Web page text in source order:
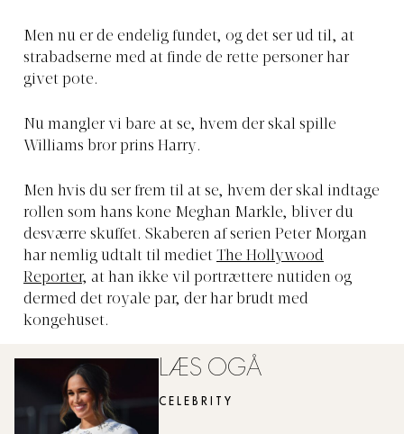
Men nu er de endelig fundet, og det ser ud til, at
strabadserne med at finde de rette personer har
givet pote.
Nu mangler vi bare at se, hvem der skal spille
Williams bror prins Harry.
Men hvis du ser frem til at se, hvem der skal indtage
rollen som hans kone Meghan Markle, bliver du
desværre skuffet. Skaberen af serien Peter Morgan
har nemlig udtalt til mediet The Hollywood
Reporter, at han ikke vil portrættere nutiden og
dermed det royale par, der har brudt med
kongehuset.
LÆS OGÅ
CELEBRITY